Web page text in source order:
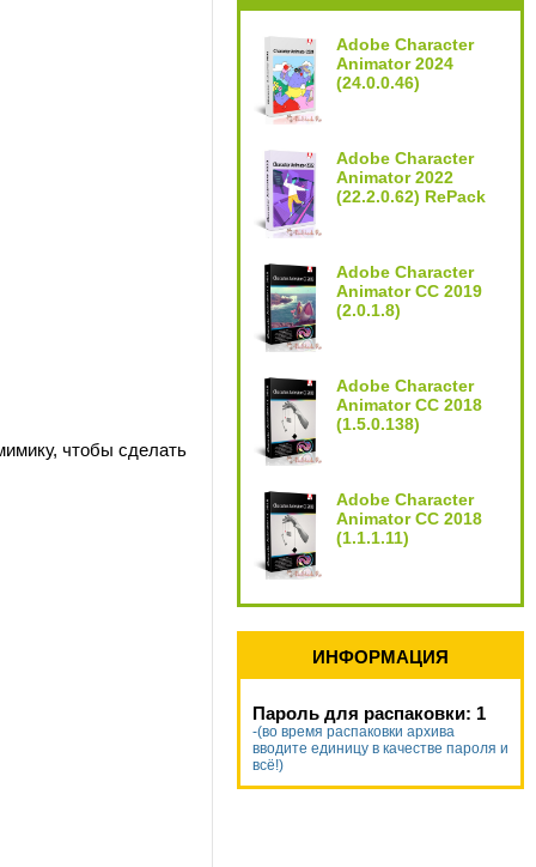
чтобы сделать
Adobe Character
Animator 2024
(24.0.0.46)
Adobe Character
Animator 2022
(22.2.0.62) RePack
Adobe Character
Animator CC 2019
(2.0.1.8)
Adobe Character
Animator CC 2018
(1.5.0.138)
Adobe Character
Animator CC 2018
(1.1.1.11)
ИНФОРМАЦИЯ
Пароль для распаковки: 1
-(во время распаковки архива
вводите единицу в качестве пароля и
всё!)